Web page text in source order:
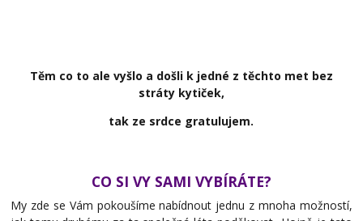
Těm co to ale vyšlo a došli k jedné z těchto met bez
stráty kytiček,
tak ze srdce gratulujem.
CO SI VY SAMI VYBÍRÁTE?
My zde se Vám pokoušíme nabídnout jednu z mnoha možností,